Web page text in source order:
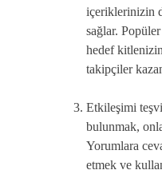
içeriklerinizin
sağlar.
hedef
takipçiler
Etkileşimi
bulunmak,
Yorumlara
etmek ve